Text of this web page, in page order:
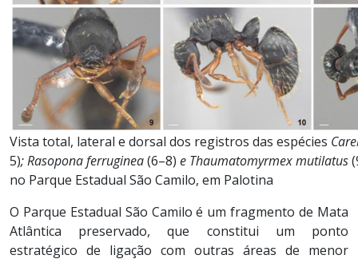
Vista total, lateral e dorsal dos registros das espécies
5); Rasopona ferruginea(6–8) e Thaumatomyrmex mutilatus
no Parque Estadual São Camilo, em Palotina
O Parque Estadual São Camilo é um fragmento de Mata
Atlântica preservado, que constitui um ponto
estratégico de ligação com outras áreas de menor